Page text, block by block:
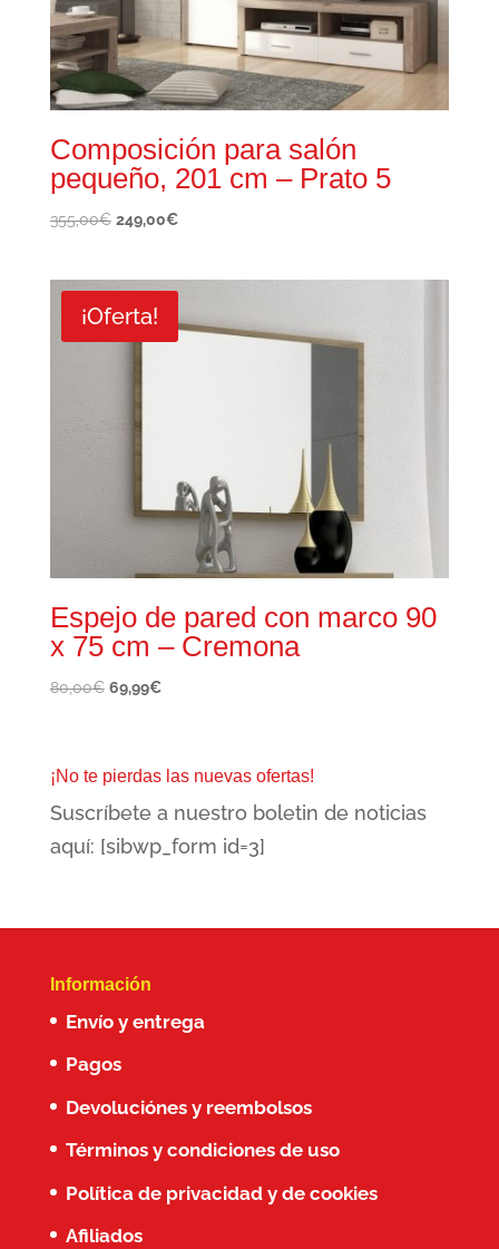
Composición para salón
pequeño, 201 cm – Prato 5
355,00€ El
era:
355,00€.
249,00€El
es:
249,00€.
¡Oferta!
Espejo de pared con marco 90
x 75 cm – Cremona
80,00€ El
69,99€El
¡No te pierdas las nuevas ofertas!
Suscríbete a nuestro boletin de noticias
aquí: [sibwp_form id=3]
Información
Envío y entrega
Pagos
Devoluciónes y reembolsos
Términos y condiciones de uso
Política de privacidad y de cookies
Afiliados